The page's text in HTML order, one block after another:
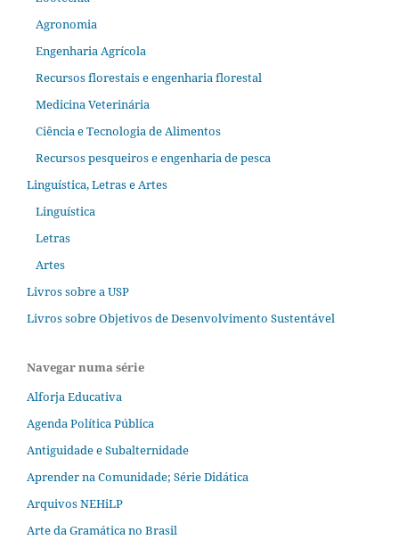
Agronomia
Engenharia Agrícola
Recursos florestais e engenharia florestal
Medicina Veterinária
Ciência e Tecnologia de Alimentos
Recursos pesqueiros e engenharia de pesca
Linguística, Letras e Artes
Linguística
Letras
Artes
Livros sobre a USP
Livros sobre Objetivos de Desenvolvimento Sustentável
Navegar numa série
Alforja Educativa
Agenda Política Pública
Antiguidade e Subalternidade
Aprender na Comunidade; Série Didática
Arquivos NEHiLP
Arte da Gramática no Brasil